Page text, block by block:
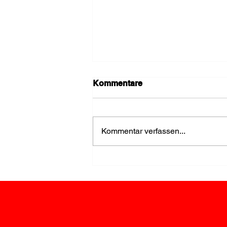
Kommentare
Kommentar verfassen...